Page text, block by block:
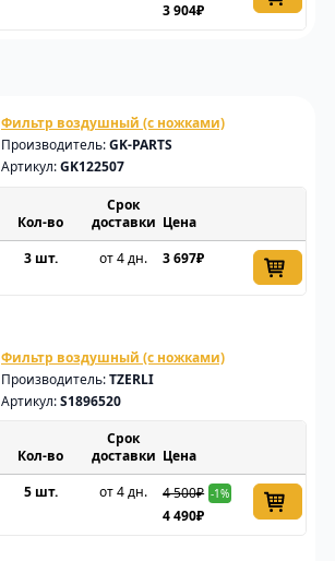
3 904₽
Фильтр воздушный (с ножками)
Производитель:GK-PARTS
Артикул:GK122507
Срок
доставки Цена
3 шт. от 4 дн. 3 697₽
Фильтр воздушный (с ножками)
Производитель:TZERLI
Артикул:S1896520
Срок
доставки Цена
5 шт. от 4 дн. 4 500₽ -1%
4 490₽